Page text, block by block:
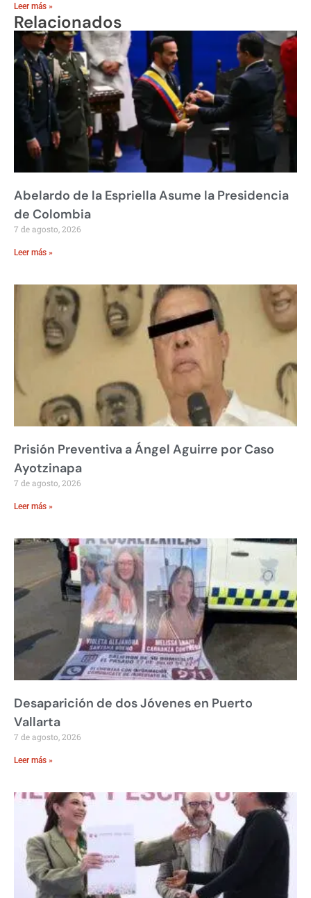
Leer más »
Relacionados
Abelardo de la Espriella Asume la Presidencia
de Colombia
7 de agosto, 2026
Leer más »
Prisión Preventiva a Ángel Aguirre por Caso
Ayotzinapa
7 de agosto, 2026
Leer más »
Desaparición de dos Jóvenes en Puerto
Vallarta
7 de agosto, 2026
Leer más »